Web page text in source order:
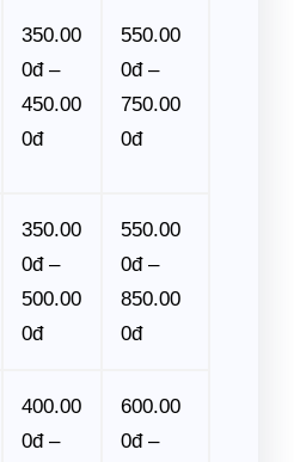
350.00
0đ –
450.00
0đ
550.00
0đ –
750.00
0đ
350.00
0đ –
500.00
0đ
550.00
0đ –
850.00
0đ
400.00
0đ –
600.00
0đ –